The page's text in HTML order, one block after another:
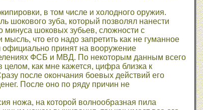
в том числе и холодного оружия.
шокового зуба, который позволял нанести
минуса шоковых зубьев, сложности с
что его надо запретить как не гуманное
принят на вооружение
ФСБ и МВД. По некоторым данным всего
как мне кажется, цифра близка к
после окончания боевых действий его
После оно по ряду причин не
ножа, на которой волнообразная пила